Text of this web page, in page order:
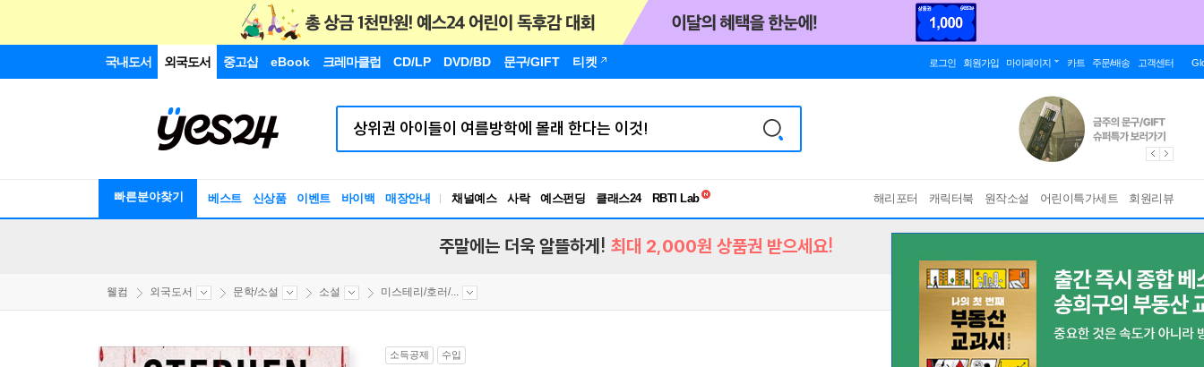
국내도서 외국도서 중고샵 eBook 크레마클럽 CD/LP DVD/BD 문구/GIFT 티켓 로그인 회원가입 마이페이지 카트 주문/배송 고객센터
빠른분야찾기 베스트 신상품 이벤트 바이백 매장안내 채널예스 사락 예스펀딩 클래스24
독서유형검사
해리포터 캐릭터북 원작소설 어린이특가세트 회원리뷰
주말에는 더욱 알뜰하게! 최대 2,000원 상품권 받으세요!
웰컴 외국도서 문학/소설 소설 미스테리/호러/...
소득공제 수입